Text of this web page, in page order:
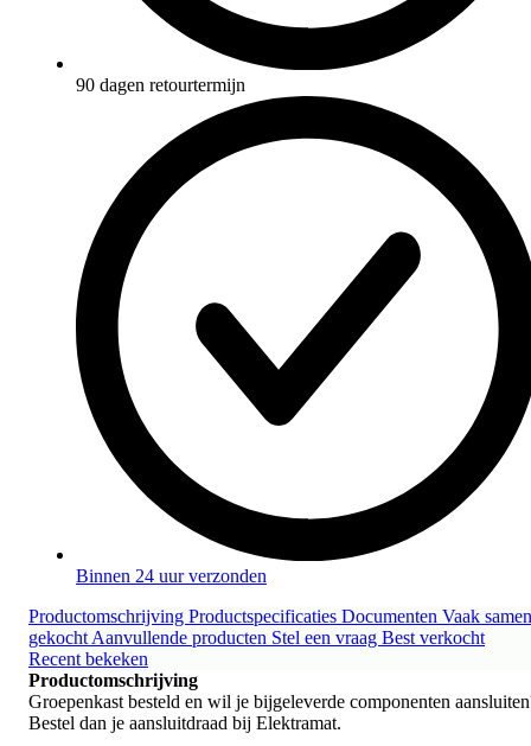
90 dagen retourtermijn
Binnen 24 uur verzonden
Productomschrijving Productspecificaties Documenten Vaak samen
gekocht Aanvullende producten Stel een vraag Best verkocht
Recent bekeken
Productomschrijving
Groepenkast besteld en wil je bijgeleverde componenten
Bestel dan je aansluitdraad bij Elektramat.